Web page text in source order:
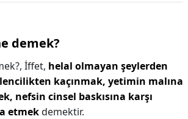
demek?
İffet, helal olmayan şeylerden
kaçınmak, yetimin malına
nefsin cinsel baskısına karşı
etmekdemektir.